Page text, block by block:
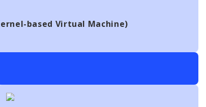
based Virtual Machine)